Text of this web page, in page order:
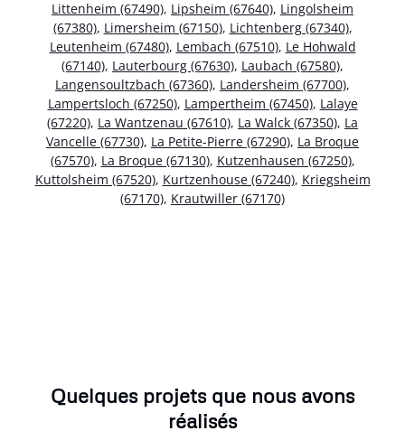
Littenheim (67490), Lipsheim (67640), Lingolsheim
(67380), Limersheim (67150), Lichtenberg (67340),
Leutenheim (67480), Lembach (67510), Le Hohwald
(67140), Lauterbourg (67630), Laubach (67580),
Langensoultzbach (67360), Landersheim (67700),
Lampertsloch (67250), Lampertheim (67450), Lalaye
(67220), La Wantzenau (67610), La Walck (67350), La
Vancelle (67730), La Petite-Pierre (67290), La Broque
(67570), La Broque (67130), Kutzenhausen (67250),
Kuttolsheim (67520), Kurtzenhouse (67240), Kriegsheim
(67170), Krautwiller (67170)
Quelques projets que nous avons
réalisés